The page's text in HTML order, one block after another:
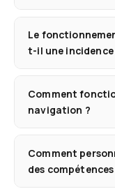
Le
t-il une
Comment
navigation ?
Comment
des compétences